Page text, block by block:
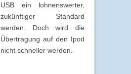
USB ein lohnenswerter,
zukünftiger Standard
werden. Doch wird die
Übertragung auf den Ipod
nicht schneller werden.